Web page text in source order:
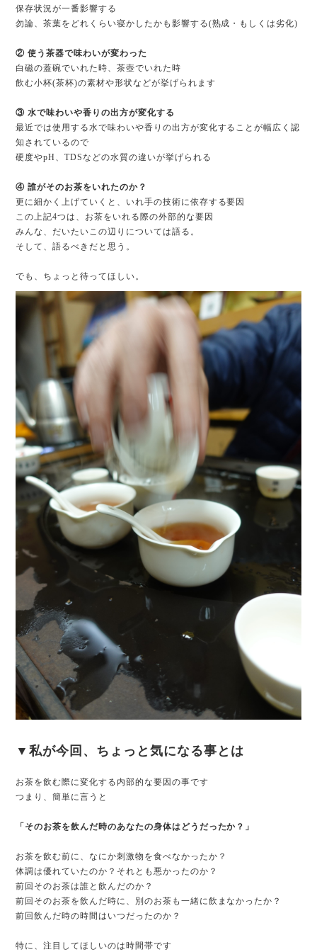
保存状況が一番影響する
勿論、茶葉をどれくらい寝かしたかも影響する(熟成・もしくは劣化)
② 使う茶器で味わいが変わった
白磁の蓋碗でいれた時、茶壺でいれた時
飲む小杯(茶杯)の素材や形状などが挙げられます
③ 水で味わいや香りの出方が変化する
最近では使用する水で味わいや香りの出方が変化することが幅広く認
知されているので
硬度やpH、TDSなどの水質の違いが挙げられる
④ 誰がそのお茶をいれたのか？
更に細かく上げていくと、いれ手の技術に依存する要因
この上記4つは、お茶をいれる際の外部的な要因
みんな、だいたいこの辺りについては語る。
そして、語るべきだと思う。
でも、ちょっと待ってほしい。
▼私が今回、ちょっと気になる事とは
お茶を飲む際に変化する内部的な要因の事です
つまり、簡単に言うと
「そのお茶を飲んだ時のあなたの身体はどうだったか？」
お茶を飲む前に、なにか刺激物を食べなかったか？
体調は優れていたのか？それとも悪かったのか？
前回そのお茶は誰と飲んだのか？
前回そのお茶を飲んだ時に、別のお茶も一緒に飲まなかったか？
前回飲んだ時の時間はいつだったのか？
特に、注目してほしいのは時間帯です